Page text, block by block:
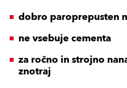
dobro paroprepusten
ne vsebuje cementa
za ročno in strojno
znotraj